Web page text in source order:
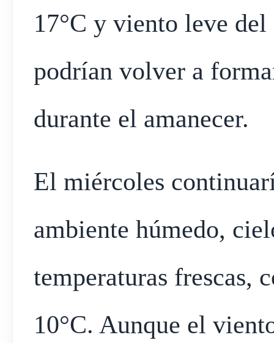
17°C y viento leve del
podrían volver a
durante el amanecer.
El miércoles
ambiente húmedo,
temperaturas frescas,
10°C. Aunque el